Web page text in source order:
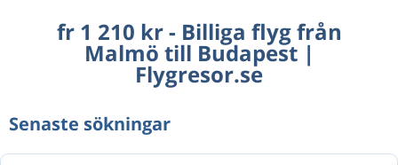
fr 1 210 kr - Billiga flyg från
Malmö till Budapest |
Flygresor.se
Senaste sökningar